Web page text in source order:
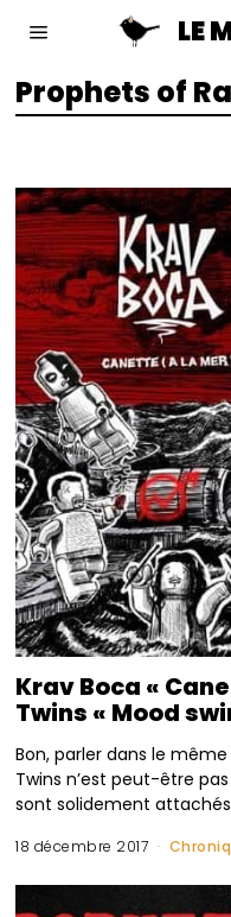
LE
Prophets of
Krav Boca «
Twins « Mood
Bon, parler dans le
Twins n’est peut-être
sont solidement
18 décembre 2017